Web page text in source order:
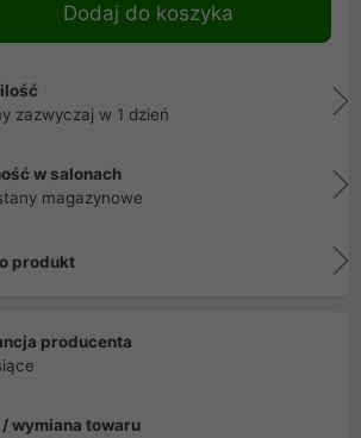
Dodaj do koszyka
zazwyczaj w 1 dzień
w salonach
magazynowe
produkt
producenta
wymiana towaru